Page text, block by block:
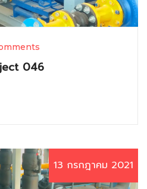
046
13 กรกฎาคม 2021